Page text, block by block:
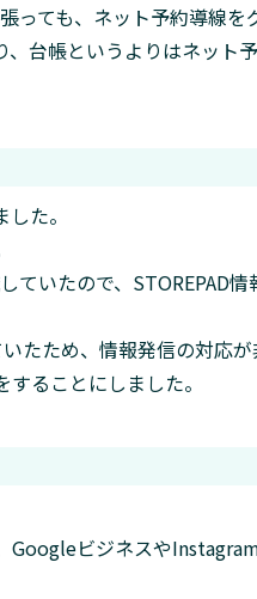
っても、ネット予約導線
台帳というよりはネット
た。
いたので、STOREPAD
たため、情報発信の対応
ることにしました。
ビジネスや